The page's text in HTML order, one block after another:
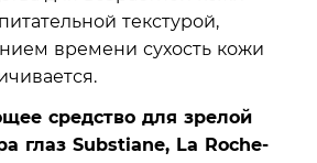
текстурой,
времени сухость кожи
средство для зрелой
глаз Substiane, La Roche-